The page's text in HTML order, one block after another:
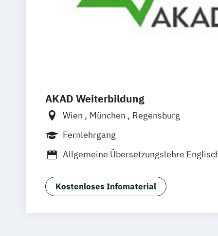
AKAD Weiterbildung
Wien München
Regensburg
Fernlehrgang
Allgemeine Übersetzungslehre
Business Modelling
Anwendungsspezialist*in Nachhaltiges
Kostenloses Infomaterial